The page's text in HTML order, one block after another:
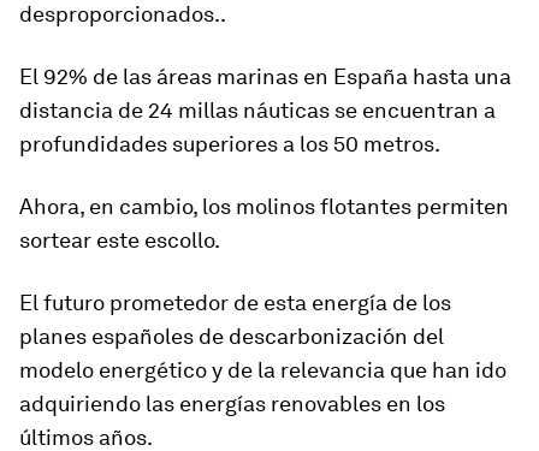
desproporcionados..
El 92% de las áreas marinas en España hasta una
distancia de 24 millas náuticas se encuentran a
profundidades superiores a los 50 metros.
Ahora, en cambio, los molinos flotantes permiten
sortear este escollo.
El futuro prometedor de esta energía de los
planes españoles de descarbonización del
modelo energético y de la relevancia que han ido
adquiriendo las energías renovables en los
últimos años.